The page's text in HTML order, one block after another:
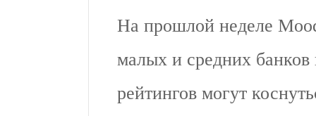
На прошлой неделе
малых и средних
рейтингов могут